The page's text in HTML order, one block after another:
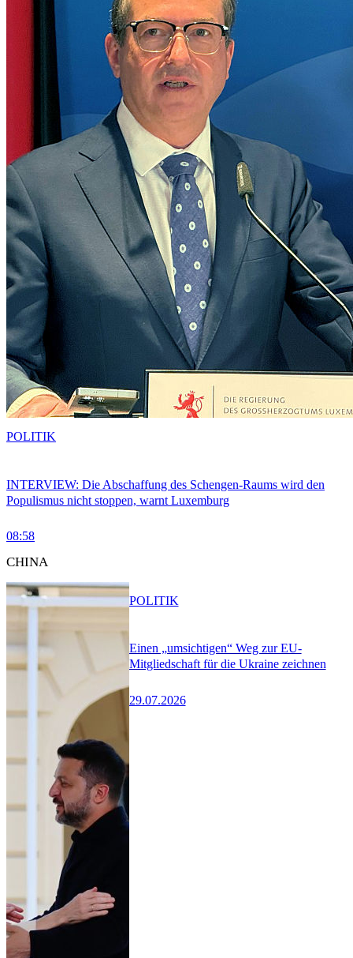
INTERVIEW: Die Abschaffung des Schengen-Raums wird den
Populismus nicht stoppen, warnt Luxemburg
08:58
POLITIK
CHINA
Einen „umsichtigen“ Weg zur EU-
Mitgliedschaft für die Ukraine zeichnen
29.07.2026
POLITIK